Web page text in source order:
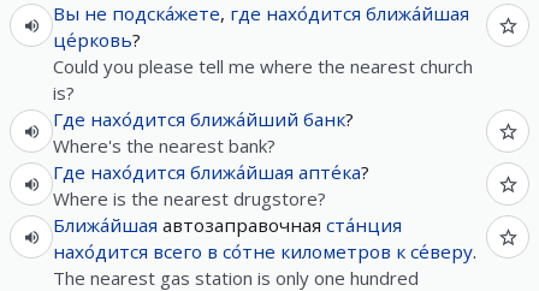
Вы не подска́жете, где нахо́дится ближа́йшая
це́рковь?
Could you please tell me where the nearest church
is?
Где нахо́дится ближа́йший банк?
Where's the nearest bank?
Где нахо́дится ближа́йшая апте́ка?
Where is the nearest drugstore?
Ближа́йшая автозаправочная ста́нция
нахо́дится всего в со́тне километров к се́веру.
The nearest gas station is only one hundred